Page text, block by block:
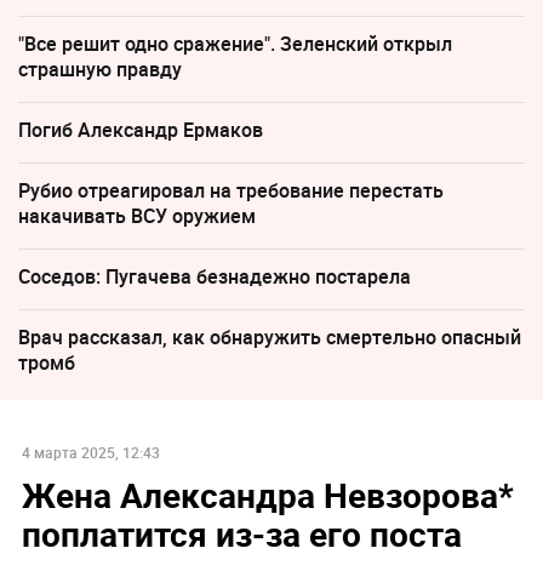
"Все решит одно сражение". Зеленский открыл
страшную правду
Погиб Александр Ермаков
Рубио отреагировал на требование перестать
накачивать ВСУ оружием
Соседов: Пугачева безнадежно постарела
Врач рассказал, как обнаружить смертельно опасный
тромб
4 марта 2025, 12:43
Жена Александра Невзорова*
поплатится из-за его поста